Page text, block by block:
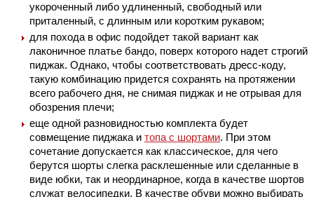
укороченный либо удлиненный, свободный или
приталенный, с длинным или коротким рукавом;
для похода в офис подойдет такой вариант как
лаконичное платье бандо, поверх которого надет строгий
пиджак. Однако, чтобы соответствовать дресс-коду,
такую комбинацию придется сохранять на протяжении
всего рабочего дня, не снимая пиджак и не отрывая для
обозрения плечи;
еще одной разновидностью комплекта будет
совмещение пиджака и топа с шортами. При этом
сочетание допускается как классическое, для чего
берутся шорты слегка расклешенные или сделанные в
виде юбки, так и неординарное, когда в качестве шортов
служат велосипедки. В качестве обуви можно выбирать